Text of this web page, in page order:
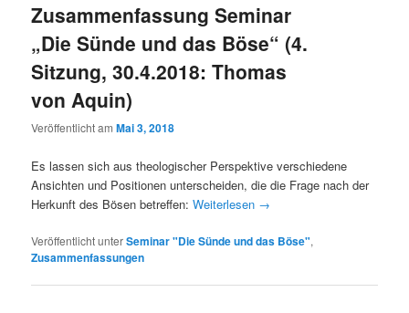
Zusammenfassung Seminar
„Die Sünde und das Böse“ (4.
Sitzung, 30.4.2018: Thomas
von Aquin)
Veröffentlicht amMai 3, 2018
Es lassen sich aus theologischer Perspektive verschiedene
Ansichten und Positionen unterscheiden, die die Frage nach der
Herkunft des Bösen betreffen:Weiterlesen →
Veröffentlicht unterSeminar "Die Sünde und das Böse",
Zusammenfassungen